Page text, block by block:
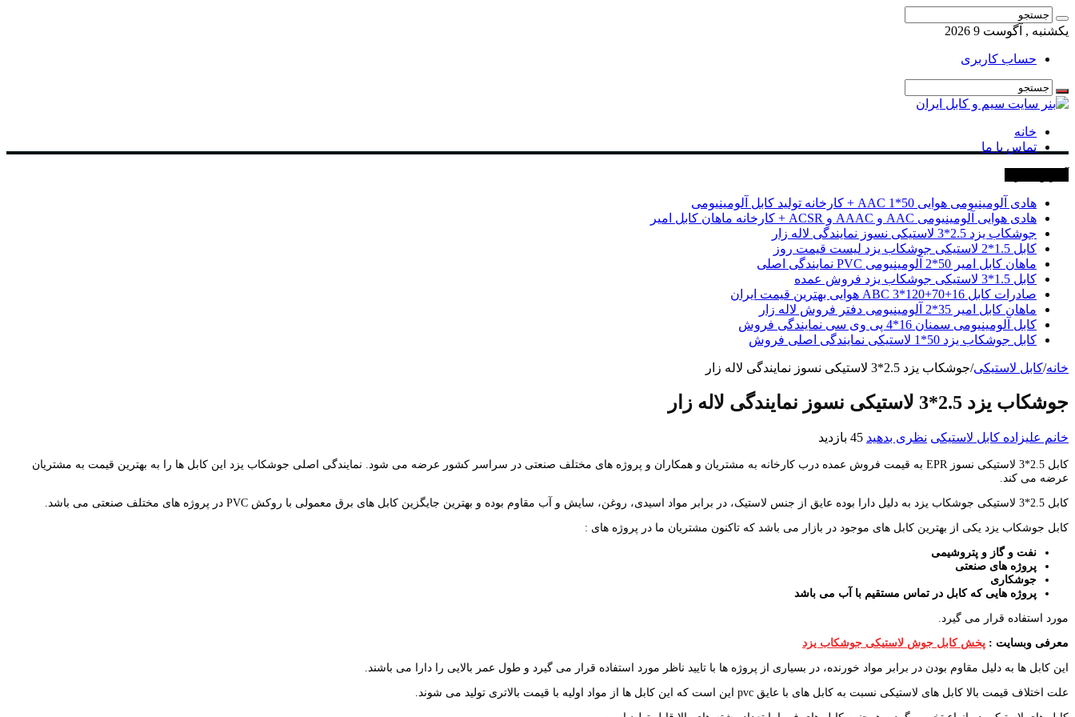
یکشنبه , آگوست 9 2026
حساب کاربری
خانه
تماس با ما
هادی آلومینیومی هوایی 50*1 AAC + کارخانه تولید کابل آلومینیومی
هادی هوایی آلومینیومی AAC و AAAC و ACSR + کارخانه ماهان کابل امیر
جوشکاب یزد 2.5*3 لاستیکی نسوز نمایندگی لاله زار
کابل 1.5*2 لاستیکی جوشکاب یزد لیست قیمت روز
ماهان کابل امیر 50*2 آلومینیومی PVC نمایندگی اصلی
کابل 1.5*3 لاستیکی جوشکاب یزد فروش عمده
صادرات کابل 16+70+120*3 ABC هوایی بهترین قیمت ایران
ماهان کابل امیر 35*2 آلومینیومی دفتر فروش لاله زار
کابل آلومینیومی سمنان 16*4 پی وی سی نمایندگی فروش
کابل جوشکاب یزد 50*1 لاستیکی نمایندگی اصلی فروش
خانه/کابل لاستیکی/جوشکاب یزد 2.5*3 لاستیکی نسوز نمایندگی لاله زار
جوشکاب یزد 2.5*3 لاستیکی نسوز نمایندگی لاله زار
خانم علیزاده کابل لاستیکی نظری بدهید 45 بازدید
کابل 2.5*3 لاستیکی نسوز EPR به قیمت فروش عمده درب کارخانه به مشتریان و همکاران و پروژه های مختلف صنعتی در سراسر کشور عرضه می شود. نمایندگی اصلی جوشکاب یزد این کابل ها را به بهترین قیمت به مشتریان
عرضه می کند.
کابل 2.5*3 لاستیکی جوشکاب یزد به دلیل دارا بوده عایق از جنس لاستیک، در برابر مواد اسیدی، روغن، سایش و آب مقاوم بوده و بهترین جایگزین کابل های برق معمولی با روکش PVC در پروژه های مختلف صنعتی می باشد.
کابل جوشکاب یزد یکی از بهترین کابل های موجود در بازار می باشد که تاکنون مشتریان ما در پروژه های :
نفت و گاز و پتروشیمی
پروژه های صنعتی
جوشکاری
پروژه هایی که کابل در تماس مستقیم با آب می باشد
مورد استفاده قرار می گیرد.
معرفی وبسایت : پخش کابل جوش لاستیکی جوشکاب یزد
این کابل ها به دلیل مقاوم بودن در برابر مواد خورنده، در بسیاری از پروژه ها با تایید ناظر مورد استفاده قرار می گیرد و طول عمر بالایی را دارا می باشند.
علت اختلاف قیمت بالا کابل های لاستیکی نسبت به کابل های با عایق pvc این است که این کابل ها از مواد اولیه با قیمت بالاتری تولید می شوند.